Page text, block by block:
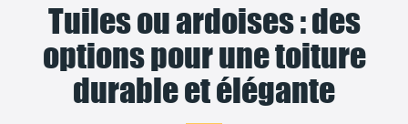
Tuiles ou ardoises : des
options pour une toiture
durable et élégante